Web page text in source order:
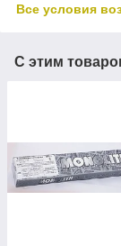
Все условия
С этим